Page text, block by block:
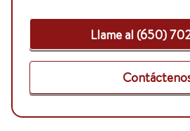
Llame al (650)